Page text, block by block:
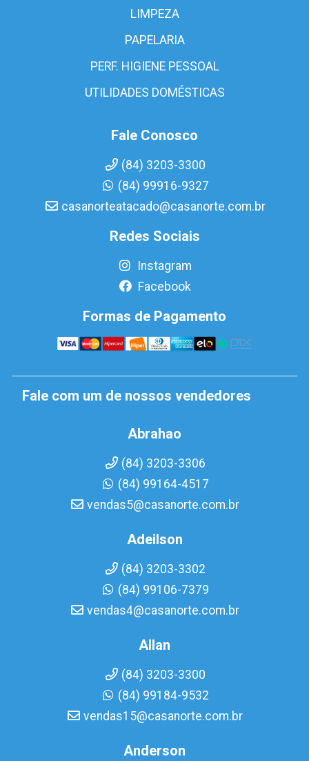
LIMPEZA
PAPELARIA
PERF. HIGIENE PESSOAL
UTILIDADES DOMÉSTICAS
Fale Conosco
(84) 3203-3300
(84) 99916-9327
casanorteatacado@casanorte.com.br
Redes Sociais
Instagram
Facebook
Formas de Pagamento
Fale com um de nossos vendedores
Abrahao
(84) 3203-3306
(84) 99164-4517
vendas5@casanorte.com.br
Adeilson
(84) 3203-3302
(84) 99106-7379
vendas4@casanorte.com.br
Allan
(84) 3203-3300
(84) 99184-9532
vendas15@casanorte.com.br
Anderson